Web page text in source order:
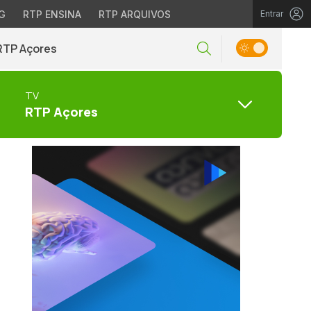
RTP ENSINA RTP ARQUIVOS Entrar
Açores
TV
RTP Açores